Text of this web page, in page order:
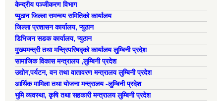
केन्द्रीय पञ्जीकरण विभाग
प्युठान जिल्ला समन्वय समितिको कार्यालय
जिल्ला प्रशासन कार्यालय, प्युठान
डिभिजन सडक कार्यालय, प्युठान
मुख्यमन्त्री तथा मन्त्रिपरिषद्को कार्यालय लुम्बिनी प्रदेश
सामाजिक विकास मन्त्रालय ,लुम्बिनी प्रदेश
उद्याेग,पर्यटन, वन तथा वातावरण मन्त्रालय लुम्बिनी प्रदेश
आर्थिक मामिला तथा योजना मन्त्रालय -लुम्बिनी प्रदेश
भुमि व्यवस्था, कृषि तथा सहकारी मन्त्रालय लुम्बिनी प्रदेश